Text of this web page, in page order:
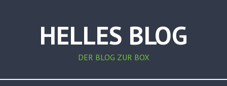
HELLES BLOG
DER BLOG ZUR BOX